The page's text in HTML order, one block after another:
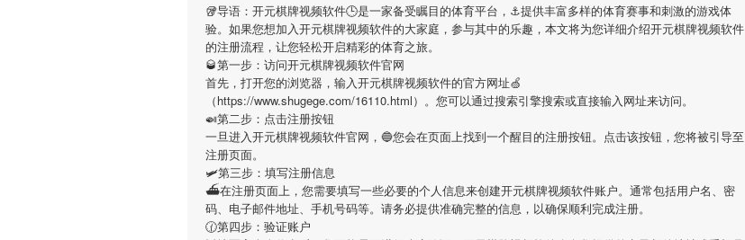
🥡导语： 开元棋牌视频软件🕒是一家备受瞩目的体育平台，⚓️提供丰富多样的体育赛事和刺激的游戏体
验。如果您想加入开元棋牌视频软件的大家庭，参与其中的乐趣，本文将为您详细介绍开元棋牌视频软件
的注册流程，让您轻松开启精彩的体育之旅。
🥃第一步：访问开元棋牌视频软件官网
首先，打开您的浏览器，输入开元棋牌视频软件的官方网址🍏
（https://www.shugege.com/16110.html）。您可以通过搜索引擎搜索或直接输入网址来访问。
🍛第二步：点击注册按钮
一旦进入开元棋牌视频软件官网，🔵您会在页面上找到一个醒目的注册按钮。点击该按钮，您将被引导至
注册页面。
🛩第三步：填写注册信息
⛴在注册页面上，您需要填写一些必要的个人信息来创建开元棋牌视频软件账户。通常包括用户名、密
码、电子邮件地址、手机号码等。请务必提供准确完整的信息，以确保顺利完成注册。
🕜第四步：验证账户